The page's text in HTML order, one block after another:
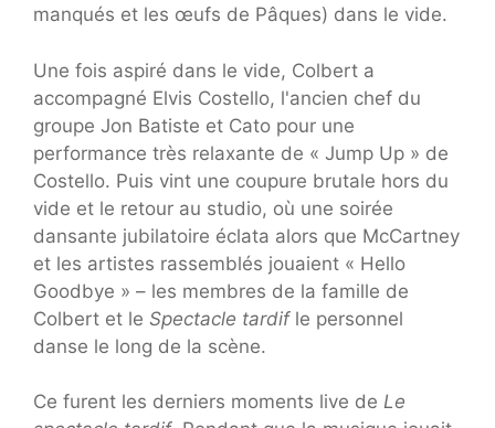
manqués et les œufs de Pâques) dans le vide.
Une fois aspiré dans le vide, Colbert a
accompagné Elvis Costello, l'ancien chef du
groupe Jon Batiste et Cato pour une
performance très relaxante de « Jump Up » de
Costello. Puis vint une coupure brutale hors du
vide et le retour au studio, où une soirée
dansante jubilatoire éclata alors que McCartney
et les artistes rassemblés jouaient « Hello
Goodbye » – les membres de la famille de
Colbert et le Spectacle tardifle personnel
danse le long de la scène.
Ce furent les derniers moments live de Le